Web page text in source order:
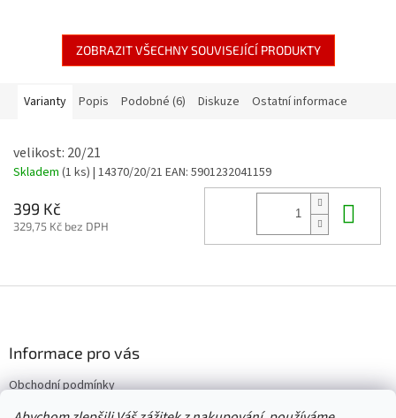
ZOBRAZIT VŠECHNY SOUVISEJÍCÍ PRODUKTY
Varianty Popis Podobné (6) Diskuze Ostatní informace
velikost: 20/21
Skladem (1 ks) | 14370/20/21 EAN: 5901232041159
399 Kč
329,75 Kč bez DPH
í
Informace pro vás
Obchodní podmínky
Vrácení/výměna/reklamace